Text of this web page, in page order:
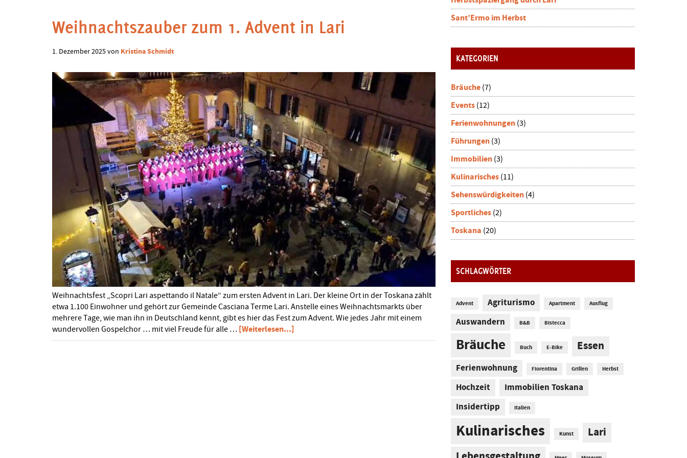
Weihnachtszauber zum 1. Advent in Lari
1. Dezember 2025von Kristina Schmidt
Weihnachtsfest „Scopri Lari aspettando il Natale“ zum ersten Advent in Lari. Der kleine Ort in der Toskana zählt
etwa 1.100 Einwohner und gehört zur Gemeinde Casciana Terme Lari. Anstelle eines Weihnachtsmarkts über
mehrere Tage, wie man ihn in Deutschland kennt, gibt es hier das Fest zum Advent. Wie jedes Jahr mit einem
wundervollen Gospelchor … mit viel Freude für alle … [Weiterlesen...]
Sant’Ermo im Herbst
KATEGORIEN
Bräuche (7)
Events (12)
Ferienwohnungen (3)
Führungen (3)
Immobilien (3)
Kulinarisches (11)
Sehenswürdigkeiten (4)
Sportliches (2)
Toskana (20)
SCHLAGWÖRTER
Advent Agriturismo Apartment Ausflug
Auswandern B&B Bistecca
Bräuche Buch E-Bike Essen
Ferienwohnung Fiorentina Grillen Herbst
Hochzeit
Immobilien Toskana
Insidertipp
Italien
Kulinarisches Kunst
Lari